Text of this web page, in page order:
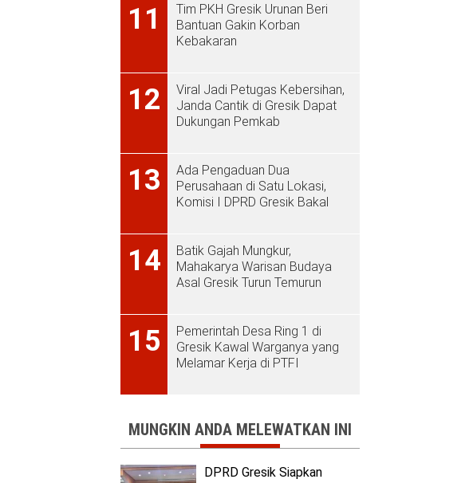
11
Tim PKH Gresik Urunan Beri
Bantuan Gakin Korban
Kebakaran
12
Viral Jadi Petugas Kebersihan,
Janda Cantik di Gresik Dapat
Dukungan Pemkab
13
Ada Pengaduan Dua
Perusahaan di Satu Lokasi,
Komisi I DPRD Gresik Bakal
14
Batik Gajah Mungkur,
Mahakarya Warisan Budaya
Asal Gresik Turun Temurun
15
Pemerintah Desa Ring 1 di
Gresik Kawal Warganya yang
Melamar Kerja di PTFI
MUNGKIN ANDA MELEWATKAN INI
DPRD Gresik Siapkan